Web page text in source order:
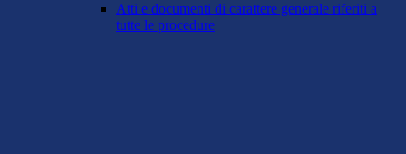
Atti e documenti di carattere generale riferiti a
tutte le procedure